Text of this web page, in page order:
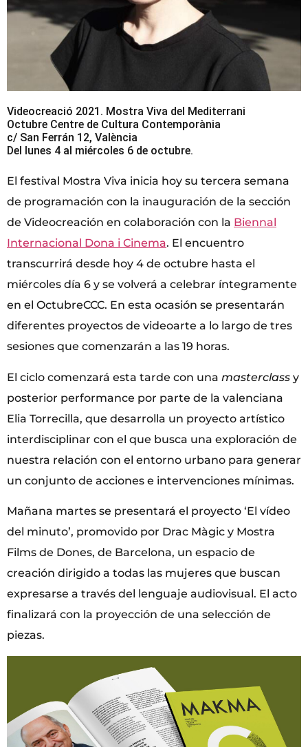
Videocreació 2021. Mostra Viva del Mediterrani
Octubre Centre de Cultura Contemporània
c/ San Ferrán 12, València
Del lunes 4 al miércoles 6 de octubre.
El festival Mostra Viva inicia hoy su tercera semana
de programación con la inauguración de la sección
de Videocreación en colaboración con la Biennal
Internacional Dona i Cinema. El encuentro
transcurrirá desde hoy 4 de octubre hasta el
miércoles día 6 y se volverá a celebrar íntegramente
en el OctubreCCC. En esta ocasión se presentarán
diferentes proyectos de videoarte a lo largo de tres
sesiones que comenzarán a las 19 horas.
El ciclo comenzará esta tarde con una masterclass y
posterior performance por parte de la valenciana
Elia Torrecilla, que desarrolla un proyecto artístico
interdisciplinar con el que busca una exploración de
nuestra relación con el entorno urbano para generar
un conjunto de acciones e intervenciones mínimas.
Mañana martes se presentará el proyecto ‘El vídeo
del minuto’, promovido por Drac Màgic y Mostra
Films de Dones, de Barcelona, un espacio de
creación dirigido a todas las mujeres que buscan
expresarse a través del lenguaje audiovisual. El acto
finalizará con la proyección de una selección de
piezas.